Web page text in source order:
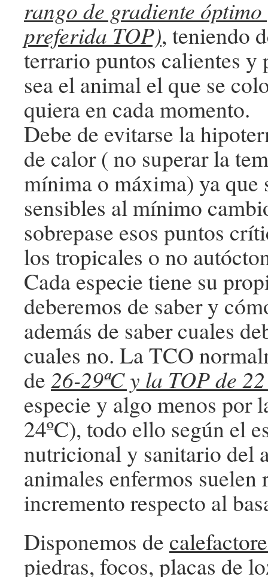
rango de gradiente
preferida TOP), teniendo
terrario puntos calientes y
sea el animal el que se
quiera en cada momento.
Debe de evitarse la
de calor ( no superar la
mínima o máxima) ya que
sensibles al mínimo
sobrepase esos puntos
los tropicales o no
Cada especie tiene su
deberemos de saber y
además de saber cuales
cuales no. La TCO
de 26-29ªC y la TOP de
especie y algo menos por
24ºC), todo ello según el
nutricional y sanitario del
animales enfermos suelen
incremento respecto al
Disponemos de
piedras, focos, placas de